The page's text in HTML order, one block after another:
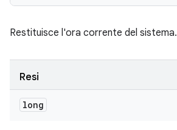
Restituisce l'ora corrente del sistema.
Resi
long